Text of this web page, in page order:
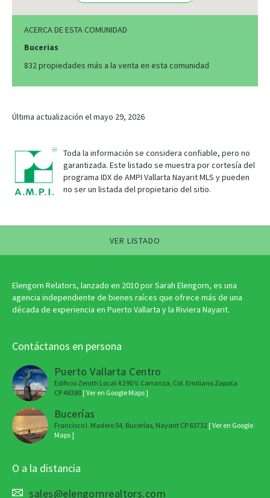
ACERCA DE ESTA COMUNIDAD
Bucerias
832 propiedades más a la venta en esta comunidad
Última actualización el mayo 29, 2026
Toda la información se considera confiable, pero no
garantizada. Este listado se muestra por cortesía del
programa IDX de AMPI Vallarta Nayarit MLS y pueden
no ser un listada del propietario del sitio.
VER LISTADO
Elengorn Relators, lanzado en 2010 por Sarah Elengorn, es una
agencia independiente de bienes raíces que ofrece más de una
década de experiencia en Puerto Vallarta y la Riviera Nayarit.
Contáctanos en persona
Puerto Vallarta Centro
Edificio Zenith Local 4 290 V. Carranza, Col. Emiliano Zapata
CP 48380 [ Ver en Google Maps ]
Bucerías
Francisco I. Madero 54, Bucerías, Nayarit CP 63732 [ Ver en Google
Maps ]
O a la distancia
sales@elengornrealtors.com